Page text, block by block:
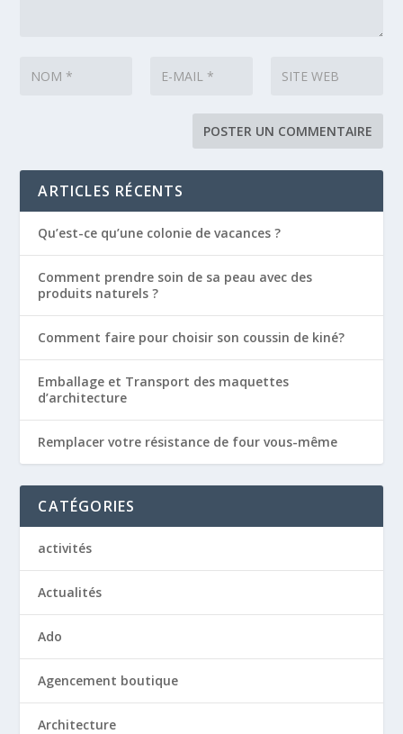
ARTICLES RÉCENTS
Qu’est-ce qu’une colonie de vacances ?
Comment prendre soin de sa peau avec des
produits naturels ?
Comment faire pour choisir son coussin de kiné?
Emballage et Transport des maquettes
d’architecture
Remplacer votre résistance de four vous-même
CATÉGORIES
activités
Actualités
Ado
Agencement boutique
Architecture